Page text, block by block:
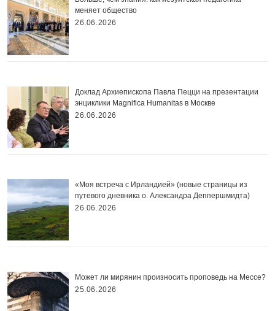
меняет общество
26.06.2026
Доклад Архиепископа Павла Пецци на презентации
энциклики Magnifica Нumanitas в Москве
26.06.2026
«Моя встреча с Ирландией» (новые страницы из
путевого дневника о. Александра Деппершмидта)
26.06.2026
Может ли мирянин произносить проповедь на Мессе?
25.06.2026